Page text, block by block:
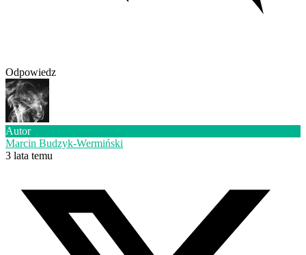
Odpowiedz
Autor
Marcin Budzyk-Wermiński
3 lata temu